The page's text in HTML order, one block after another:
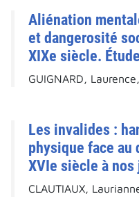
Aliénation
et dangerosité
XIXe siècle.
GUIGNARD,
Les invalides :
physique face au
XVIe siècle à nos
CLAUTIAUX,